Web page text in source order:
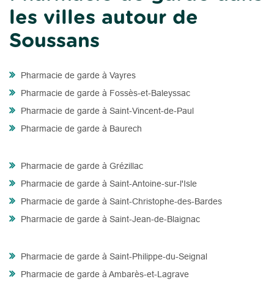
les villes autour de
Soussans
Pharmacie de garde à Vayres
Pharmacie de garde à Fossès-et-Baleyssac
Pharmacie de garde à Saint-Vincent-de-Paul
Pharmacie de garde à Baurech
Pharmacie de garde à Grézillac
Pharmacie de garde à Saint-Antoine-sur-l'Isle
Pharmacie de garde à Saint-Christophe-des-Bardes
Pharmacie de garde à Saint-Jean-de-Blaignac
Pharmacie de garde à Saint-Philippe-du-Seignal
Pharmacie de garde à Ambarès-et-Lagrave